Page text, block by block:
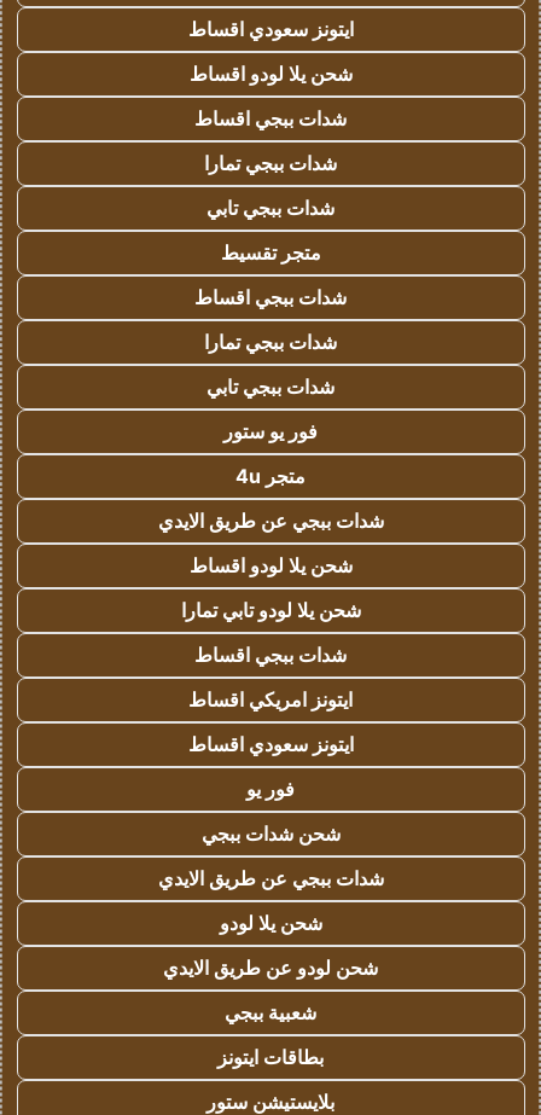
ايتونز سعودي اقساط
شحن يلا لودو اقساط
شدات ببجي اقساط
شدات ببجي تمارا
شدات ببجي تابي
متجر تقسيط
شدات ببجي اقساط
شدات ببجي تمارا
شدات ببجي تابي
فور يو ستور
متجر 4u
شدات ببجي عن طريق الايدي
شحن يلا لودو اقساط
شحن يلا لودو تابي تمارا
شدات ببجي اقساط
ايتونز امريكي اقساط
ايتونز سعودي اقساط
فور يو
شحن شدات ببجي
شدات ببجي عن طريق الايدي
شحن يلا لودو
شحن لودو عن طريق الايدي
شعبية ببجي
بطاقات ايتونز
بلايستيشن ستور